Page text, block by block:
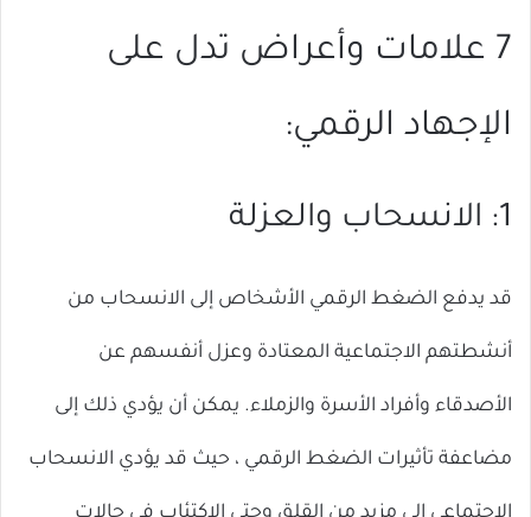
7 علامات وأعراض تدل على
الإجهاد الرقمي:
1: الانسحاب والعزلة
قد يدفع الضغط الرقمي الأشخاص إلى الانسحاب من
أنشطتهم الاجتماعية المعتادة وعزل أنفسهم عن
الأصدقاء وأفراد الأسرة والزملاء. يمكن أن يؤدي ذلك إلى
مضاعفة تأثيرات الضغط الرقمي ، حيث قد يؤدي الانسحاب